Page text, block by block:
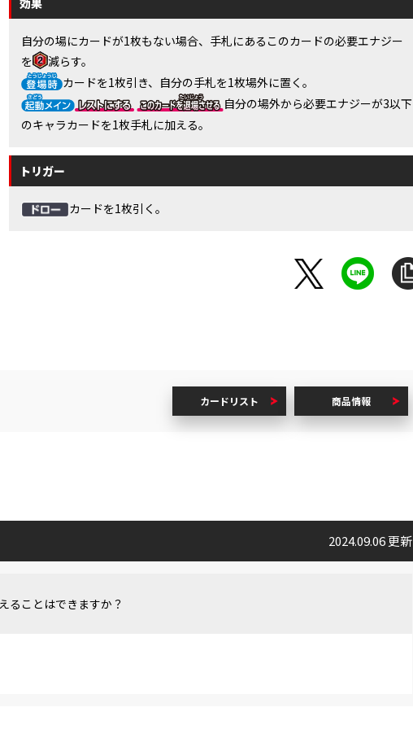
効果
自分の場にカードが1枚もない場合、手札にあるこのカードの必要エナジー
を
減らす。
カードを1枚引き、自分の手札を1枚場外に置く。
自分の場外から必要エナジーが3以下
のキャラカードを1枚手札に加える。
トリガー
カードを1枚引く。
カードリスト 商品情報
2024.09.06 更新
ることはできますか？